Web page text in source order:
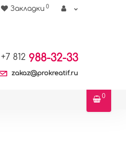
Закладки 0
+7 812 988-32-33
zakaz@prokreatif.ru
0